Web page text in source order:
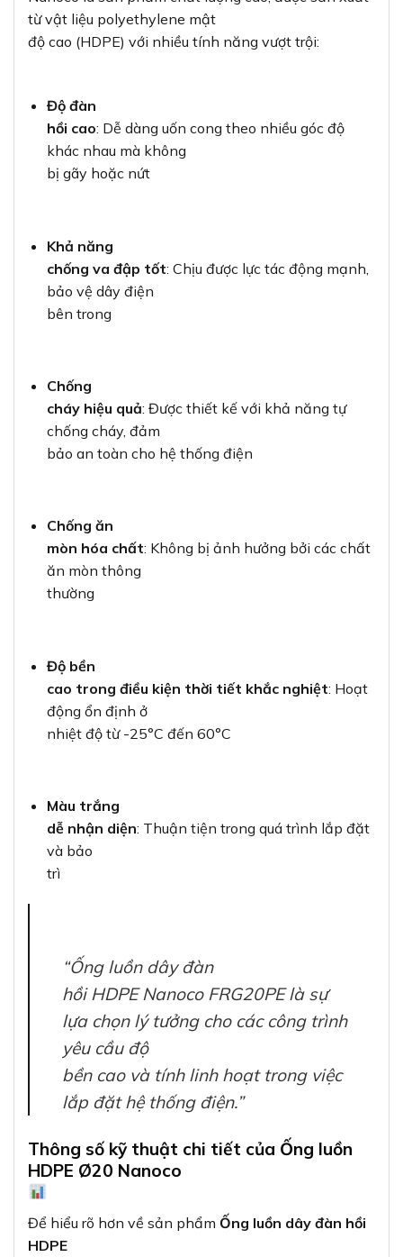
từ vật liệu polyethylene mật
độ cao (HDPE) với nhiều tính năng vượt trội:
Độ đàn
hồi cao: Dễ dàng uốn cong theo nhiều góc độ
khác nhau mà không
bị gãy hoặc nứt
Khả năng
chống va đập tốt: Chịu được lực tác động mạnh,
bảo vệ dây điện
bên trong
Chống
cháy hiệu quả: Được thiết kế với khả năng tự
chống cháy, đảm
bảo an toàn cho hệ thống điện
Chống ăn
mòn hóa chất: Không bị ảnh hưởng bởi các chất
ăn mòn thông
thường
Độ bền
cao trong điều kiện thời tiết khắc nghiệt: Hoạt
động ổn định ở
nhiệt độ từ -25°C đến 60°C
Màu trắng
dễ nhận diện: Thuận tiện trong quá trình lắp đặt
và bảo
trì
“Ống luồn dây đàn
hồi HDPE Nanoco FRG20PE là sự
lựa chọn lý tưởng cho các công trình
yêu cầu độ
bền cao và tính linh hoạt trong việc
lắp đặt hệ thống điện.”
Thông số kỹ thuật chi tiết của Ống luồn
HDPE Ø20 Nanoco
Để hiểu rõ hơn về sản phẩm Ống luồn dây đàn hồi
HDPE